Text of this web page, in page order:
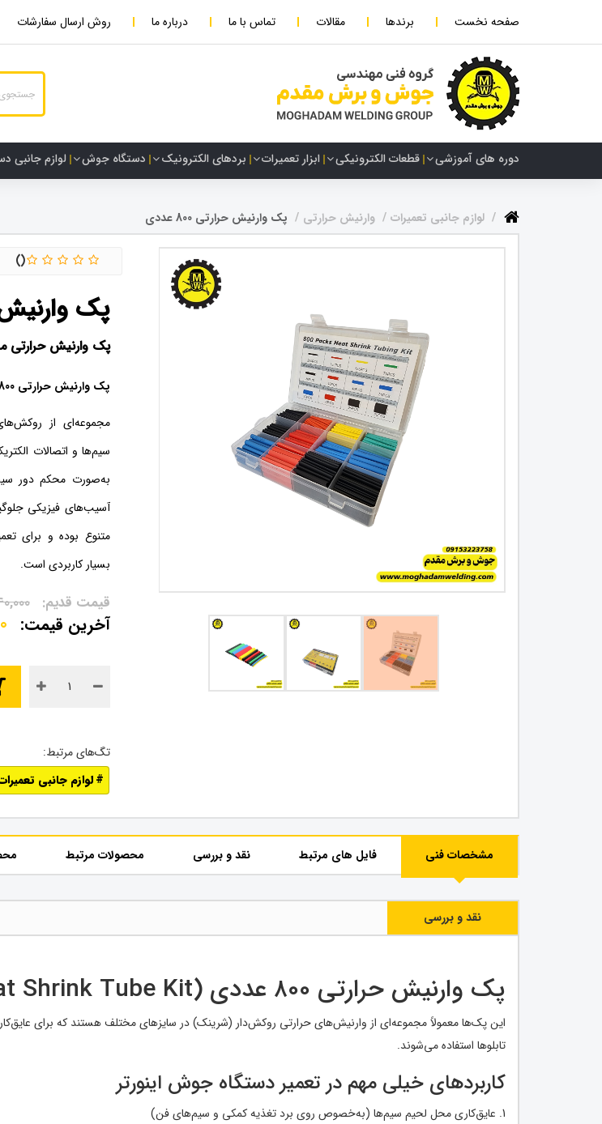
صفحه نخست برندها مقالات تماس با ما درباره ما روش ارسال سفارشات
دوره های آموزشی قطعات الکترونیکی ابزار تعمیرات بردهای الکترونیک دستگاه جوش لوازم جانبی
لوازم جانبی تعمیرات وارنیش حرارتی پک وارنیش حرارتی 800 عددی
پک وارنیش
پک وارنیش حرارتی میکس
پک وارنیش حرارتی 800 عددی
مجموعه‌ای از
سیم‌ها و اتصالات
به‌صورت محکم دور سیم
بسیار کاربردی است.
لوازم جانبی
مشخصات فنی فایل های مرتبط نقد و بررسی محصولات مرتبط
نقد و بررسی
پک وارنیش حرارتی ۸۰۰ عددی (Heat Shrink Tube Kit)
این پک‌ها معمولاً مجموعه‌ای از وارنیش‌های حرارتی روکش‌دار (شرینک) در سایزهای مختلف هستند که برای
تابلوها استفاده می‌شوند.
کاربردهای خیلی مهم در تعمیر دستگاه جوش اینورتر
1. عایق‌کاری محل لحیم سیم‌ها (به‌خصوص روی برد تغذیه کمکی و سیم‌های فن)